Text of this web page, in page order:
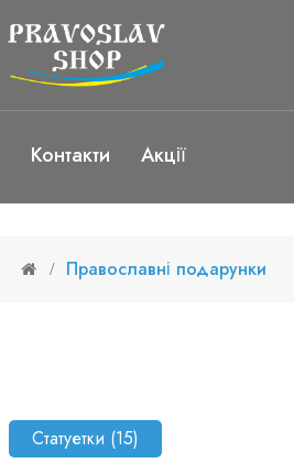
Контакти Акції
Православні подарунки
Статуетки (15)